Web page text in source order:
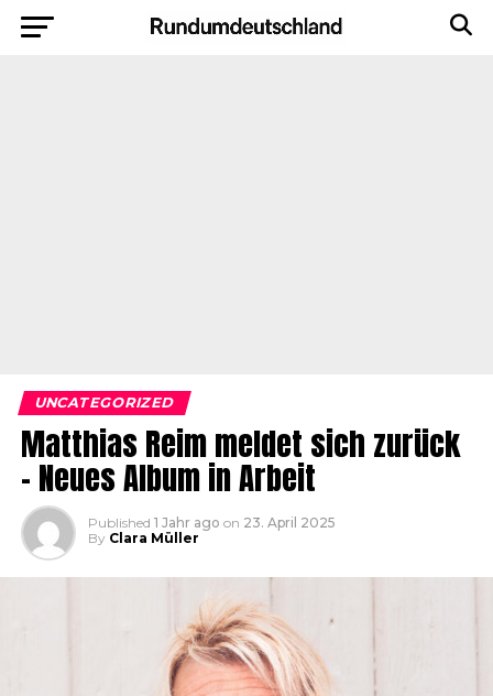
UNCATEGORIZED
Matthias Reim meldet sich zurück
– Neues Album in Arbeit
Published 1 Jahr ago on 23. April 2025
By Clara Müller